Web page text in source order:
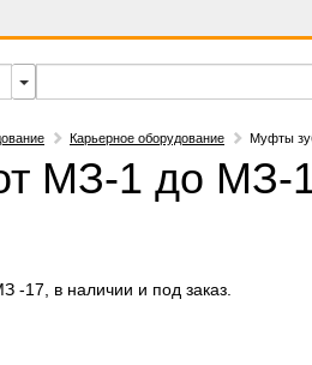
Карьерное оборудование Муфты
МЗ-1 до МЗ-
17, в наличии и под заказ.